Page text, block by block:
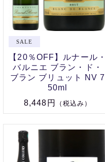
【20％OFF】ルナール・
バルニエ ブラン・ド・
ブラン ブリュット NV 7
50ml
8,448円
（税込み）